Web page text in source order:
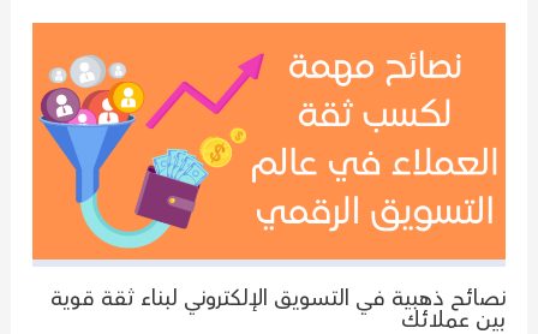
نصائح ذهبية في التسويق الإلكتروني لبناء ثقة قوية
بين عملائك